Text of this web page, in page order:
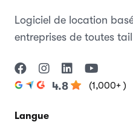
Logiciel de location
entreprises de toutes
4.8 (1,000+ )
Langue